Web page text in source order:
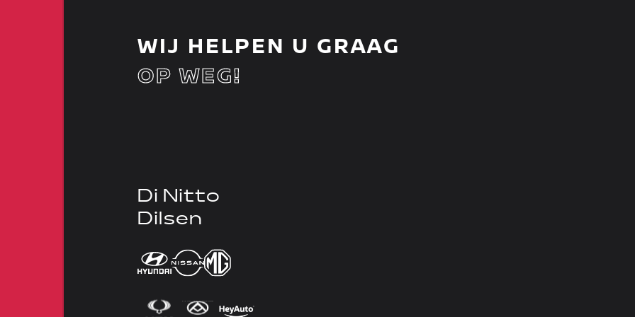
WIJ HELPEN U GRAAG
OP WEG!
Di Nitto
Dilsen